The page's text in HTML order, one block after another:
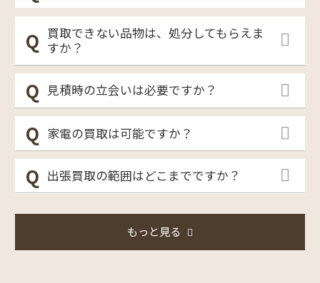
買取できない品物は、処分してもらえま
すか？
見積時の立会いは必要ですか？
家電の買取は可能ですか？
出張買取の範囲はどこまでですか？
もっと見る